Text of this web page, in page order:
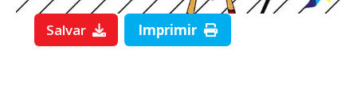
Salvar Imprimir